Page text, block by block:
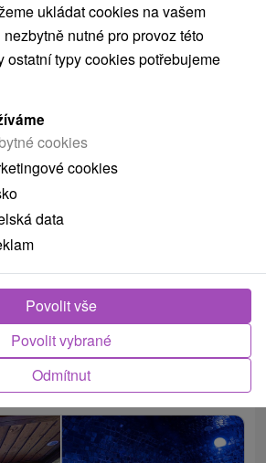
od
& Art“ v Hotelu Lomnice: 5
cenu
★★★★Tatranská Lomnica
Polopenze
historického luxusu, galerie s
odpočinku ve Wellness
si vyberete pohodu...
ukládat cookies na vašem
nutné pro provoz této
ostatní typy cookies potřebujeme
cookies
cookies
data
Odmítnut
Povolit vybrané
Povolit vše